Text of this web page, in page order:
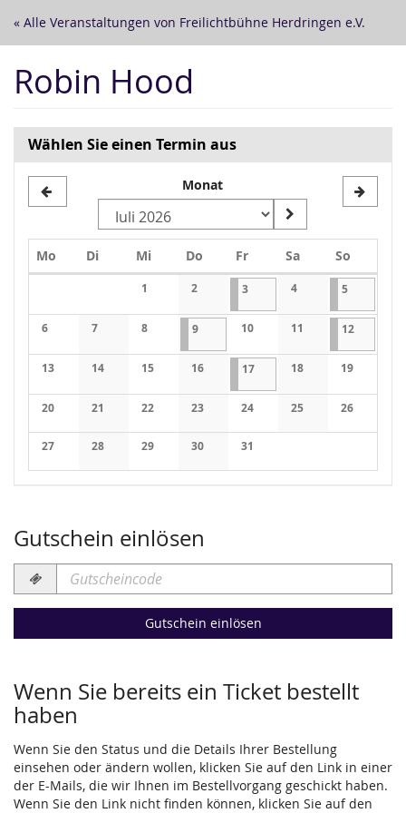
Zum
springen
« Alle Veranstaltungen von Freilichtbühne Herdringen e.V.
Robin Hood
Wählen Sie einen Termin aus
Monat
Mo Montag
DiDienstag
MiMittwoch
Do Donnerstag
FrFreitagSaSamstag
So
1
Keine Veranstaltungen
2
Keine Veranstaltungen
303.07.2026
1 Veranstaltung
4
Keine
505.07.2026
1
6
Keine Veranstaltungen
7
Keine Veranstaltungen
8
Keine Veranstaltungen
909.07.2026
1 Veranstaltung
10
Keine Veranstaltungen
11
Keine
121
13
Keine Veranstaltungen
14
Keine Veranstaltungen
15
Keine Veranstaltungen
16
Keine Veranstaltungen
1717.07.2026
1 Veranstaltung
18
Keine
19
Keine
20
Keine Veranstaltungen
21
Keine Veranstaltungen
22
Keine Veranstaltungen
23
Keine Veranstaltungen
24
Keine Veranstaltungen
25
Keine
26
Keine
27
Keine Veranstaltungen
28
Keine Veranstaltungen
29
Keine Veranstaltungen
30
Keine Veranstaltungen
31
Keine Veranstaltungen
Gutschein einlösen
Gutscheincode
erforderlich
Gutschein einlösen
Wenn Sie bereits ein Ticket bestellt
haben
Wenn Sie den Status und die Details Ihrer Bestellung
einsehen oder ändern wollen, klicken Sie auf den Link in einer
der E-Mails, die wir Ihnen im Bestellvorgang geschickt haben.
Wenn Sie den Link nicht finden können, klicken Sie auf den